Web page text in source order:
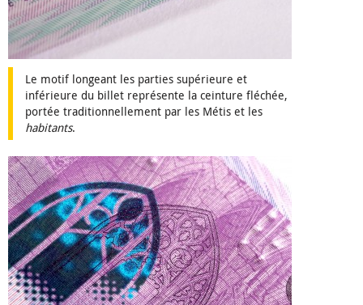
Le motif longeant les parties supérieure et
inférieure du billet représente la ceinture fléchée,
portée traditionnellement par les Métis et les
habitants.